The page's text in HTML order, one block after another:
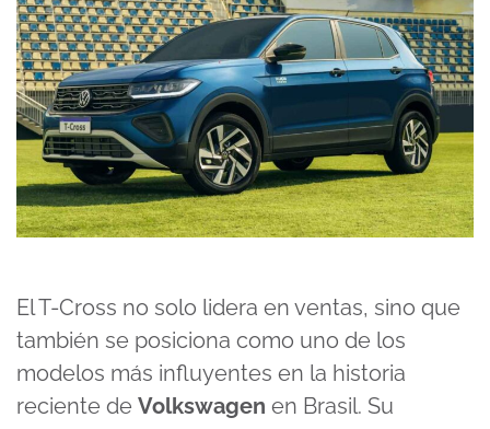
El T-Cross no solo lidera en ventas, sino que
también se posiciona como uno de los
modelos más influyentes en la historia
reciente de Volkswagen en Brasil. Su